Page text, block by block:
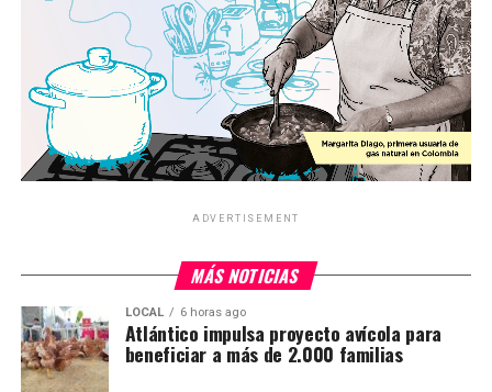
ADVERTISEMENT
MÁS NOTICIAS
LOCAL 6 horas ago
Atlántico impulsa proyecto avícola para
beneficiar a más de 2.000 familias